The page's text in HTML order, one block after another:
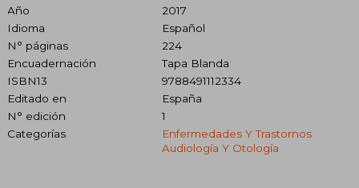
Año
2017
Idioma
Español
N° páginas
224
Encuadernación
Tapa Blanda
ISBN13
9788491112334
Editado en
España
N° edición
1
Categorías
Enfermedades Y Trastornos
Audiología Y Otología